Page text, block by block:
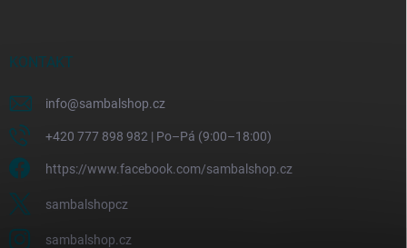
KONTAKT
info@sambalshop.cz
+420 777 898 982 | Po–Pá (9:00–18:00)
https://www.facebook.com/sambalshop.cz
sambalshopcz
sambalshop.cz